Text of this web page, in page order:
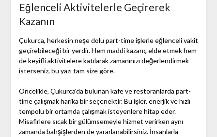
Eğlenceli Aktivitelerle Geçirerek
Kazanın
Çukurca, herkesin neşe dolu part-time işlerle eğlenceli vakit
geçirebileceği bir yerdir. Hem maddi kazanç elde etmek hem
de keyifli aktivitelere katılarak zamanınızı değerlendirmek
isterseniz, bu yazı tam size göre.
Öncelikle, Çukurca'da bulunan kafe ve restoranlarda part-
time çalışmak harika bir seçenektir. Bu işler, enerjik ve hızlı
tempolu bir ortamda çalışmak isteyenlere hitap eder.
Misafirlere sıcak bir gülümsemeyle hizmet verirken aynı
zamanda bahşişlerden de yararlanabilirsiniz. İnsanlarla